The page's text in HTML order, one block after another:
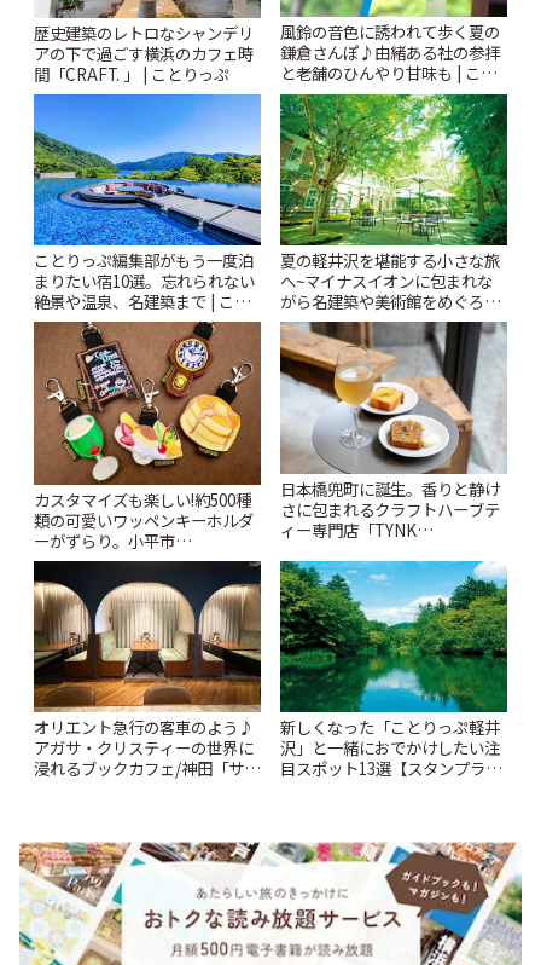
歴史建築のレトロなシャンデリ
アの下で過ごす横浜のカフェ時
間「CRAFT. 」 | ことりっぷ
風鈴の音色に誘われて歩く夏の
鎌倉さんぽ♪由緒ある社の参拝
と老舗のひんやり甘味も | こと
りっぷ
ことりっぷ編集部がもう一度泊
まりたい宿10選。忘れられない
絶景や温泉、名建築まで | こと
りっぷ
夏の軽井沢を堪能する小さな旅
へ~マイナスイオンに包まれな
がら名建築や美術館をめぐろう
~ | ことりっぷ
カスタマイズも楽しい!約500種
類の可愛いワッペンキーホルダ
ーがずらり。小平市
「Kimamaya T&K」 | ことりっ
ぷ
日本橋兜町に誕生。香りと静け
さに包まれるクラフトハーブテ
ィー専門店「TYNK
オリエント急行の客車のよう♪
アガサ・クリスティーの世界に
浸れるブックカフェ/神田「サロ
新しくなった「ことりっぷ軽井
沢」と一緒におでかけしたい注
目スポット13選【スタンプラリ